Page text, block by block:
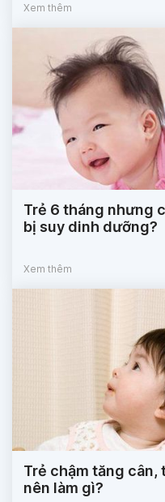
Xem thêm
Trẻ 6 tháng nhưng
bị suy dinh dưỡng?
Xem thêm
Trẻ chậm tăng
nên làm gì?